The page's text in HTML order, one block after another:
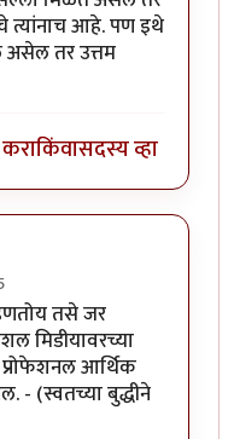
त्यांनाच आहे. पण इथे
तर उत्तम
किंवासदस्य व्हा
तसे जर
मिडीयावरच्या
प्रोफेशनल आर्थिक
- (स्वतच्या बुद्धीने